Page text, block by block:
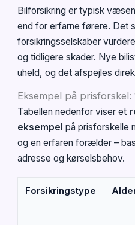
Bilforsikring er typisk
end for erfarne førere. Det
forsikringsselskaber
og tidligere skader. Nye
uheld, og det afspejles
Eksempel på
Tabellen nedenfor viser et
eksempel på prisforskelle
og en erfaren forælder –
adresse og kørselsbehov.
Forsikringstype